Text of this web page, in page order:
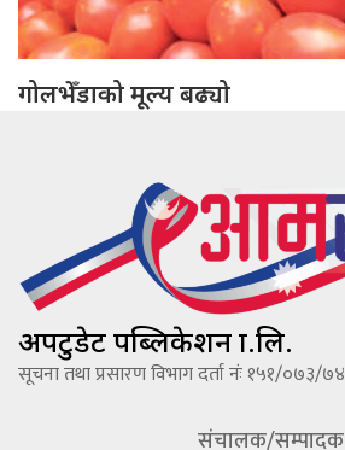
गोलभेँडाको मूल्य बढ्यो
अपटुडेट पब्लिकेशन प्रा.लि.
सूचना तथा प्रसारण विभाग दर्ता नंः १५१/०७३/७४
संचालक/सम्पादक